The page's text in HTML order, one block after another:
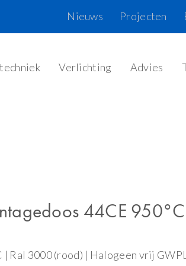
Projecten
Nieuws
Verlichting Advies
44CE
| Ral 3000 (rood) | Halogeen vrij